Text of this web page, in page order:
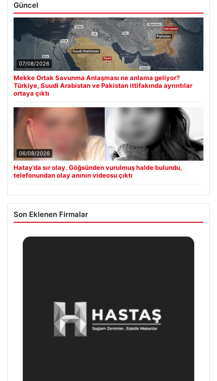
Güncel
07/08/2026
Mekke Ortak Savunma Anlaşması ne anlama geliyor?
Türkiye, Suudi Arabistan ve Pakistan ittifakında ayrıntılar
ortaya çıktı
06/08/2026
Hatay’da sır olay. Göğsünden vurulmuş halde bulundu,
telefonundan olay anının videosu çıktı
Son Eklenen Firmalar